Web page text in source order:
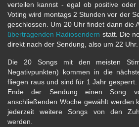
verteilen kannst - egal ob positive oder
Voting wird montags 2 Stunden vor der
geschlossen. Um 20 Uhr findet dann die
übertragenden Radiosendern statt. Die
direkt nach der Sendung, also um 22 Uhr.
Die 20 Songs mit den meisten
Negativpunkten) kommen in die
fliegen raus und sind für 1 Jahr
Ende der Sendung einen Song
anschließenden Woche gewählt werden
jederzeit weitere Songs von den
werden.